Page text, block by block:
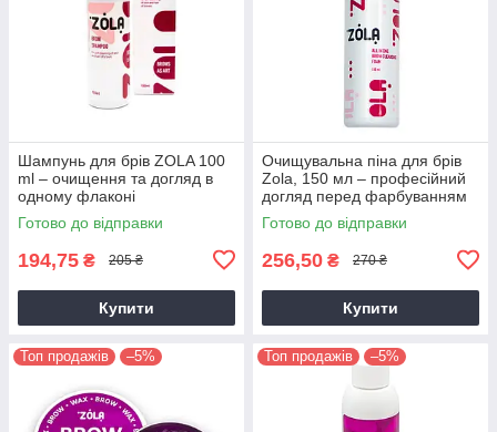
Шампунь для брів ZOLA 100
ml – очищення та догляд в
одному флаконі
Готово до відправки
194,75 ₴ 205 ₴
Купити
Очищувальна піна для брів
Zola, 150 мл – професійний
догляд перед фарбуванням
Готово до відправки
256,50 ₴ 270 ₴
Купити
Топ продажів –5% Топ продажів –5%